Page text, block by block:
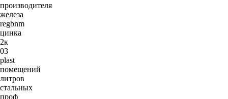
производителя
железа
regbnm
цинка
2к
03
plast
помещений
литров
стальных
проф